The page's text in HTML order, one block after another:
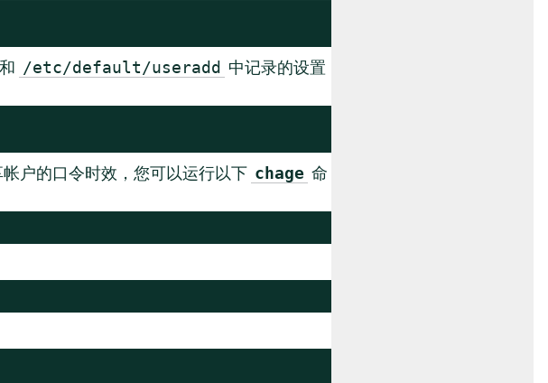
和 /etc/default/useradd 中记录的设置
户的口令时效，您可以运行以下 chage 命